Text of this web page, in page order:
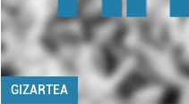
GIZARTEA